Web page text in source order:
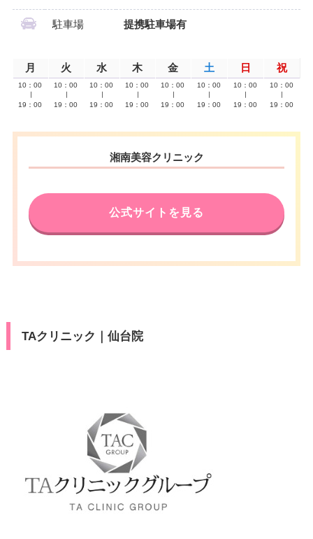
駐車場 提携駐車場有
月 火 水 木 金 土 日 祝
10：00
19：00
10：00
19：00
10：00
19：00
10：00
19：00
10：00
19：00
10：00
19：00
10：00
19：00
10：00
19：00
湘南美容クリニック
公式サイトを見る
TAクリニック｜仙台院